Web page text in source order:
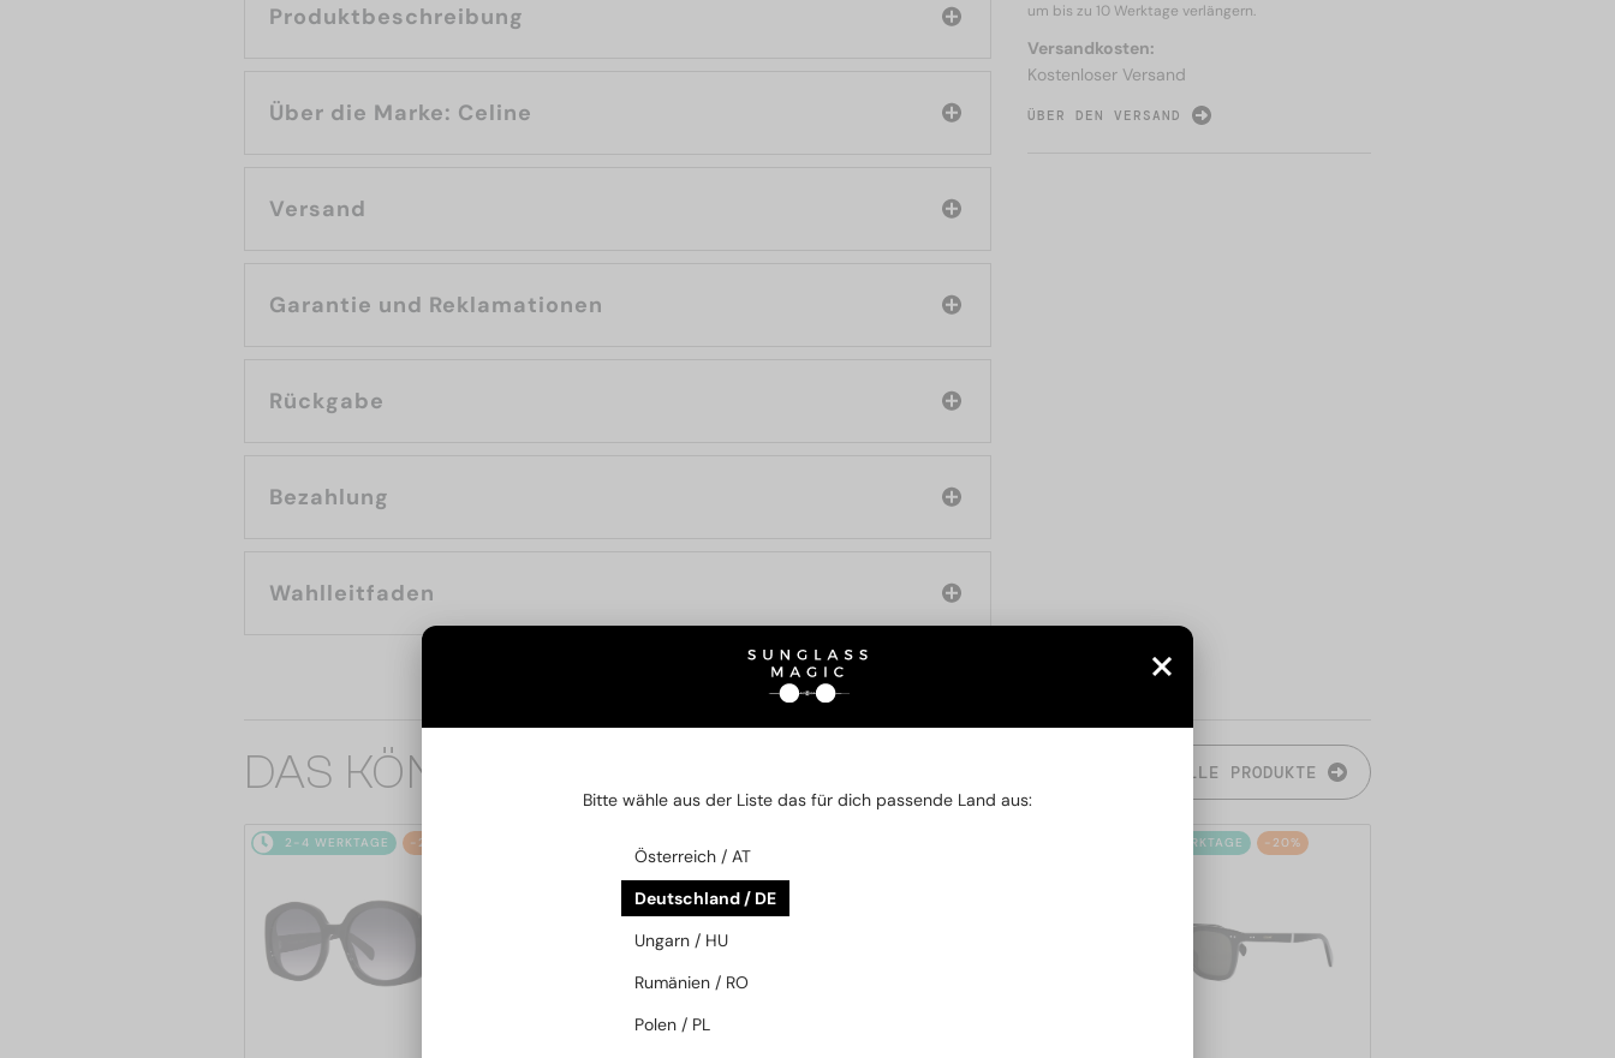
Produktbeschreibung
Über die Marke: Celine
Versand
Garantie und Reklamationen
Rückgabe
Bezahlung
Wahlleitfaden
um bis zu 10 Werktage verlängern.
Versandkosten:
Kostenloser Versand
ÜBER DEN VERSAND
DAS KÖNNTE SIE AUCH INTERESSIEREN ALLE PRODUKTE
2-4 WERKTAGE -20% 2-4 WERKTAGE -20%
Bitte wähle aus der Liste das für dich passende Land aus:
Österreich / AT
Deutschland / DE
Ungarn / HU
Rumänien / RO
Polen / PL